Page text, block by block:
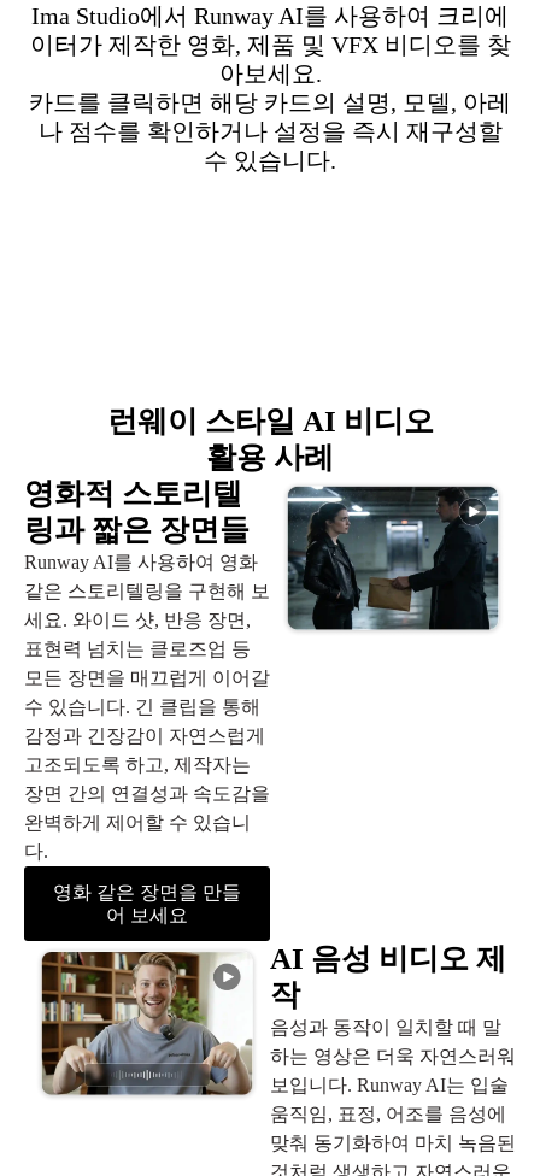
Ima Studio에서 Runway AI를 사용하여 크리에
이터가 제작한 영화, 제품 및 VFX 비디오를 찾
아보세요.
카드를 클릭하면 해당 카드의 설명, 모델, 아레
나 점수를 확인하거나 설정을 즉시 재구성할
수 있습니다.
런웨이 스타일 AI 비디오
활용 사례
영화적 스토리텔
링과 짧은 장면들
Runway AI를 사용하여 영화
같은 스토리텔링을 구현해 보
세요. 와이드 샷, 반응 장면,
표현력 넘치는 클로즈업 등
모든 장면을 매끄럽게 이어갈
수 있습니다. 긴 클립을 통해
감정과 긴장감이 자연스럽게
고조되도록 하고, 제작자는
장면 간의 연결성과 속도감을
완벽하게 제어할 수 있습니
다.
영화 같은 장면을 만들
어 보세요
AI 음성 비디오 제
작
음성과 동작이 일치할 때 말
하는 영상은 더욱 자연스러워
보입니다. Runway AI는 입술
움직임, 표정, 어조를 음성에
맞춰 동기화하여 마치 녹음된
것처럼 생생하고 자연스러운